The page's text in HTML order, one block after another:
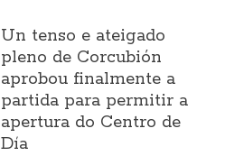
Un tenso e ateigado
pleno de Corcubión
aprobou finalmente a
partida para permitir a
apertura do Centro de
Día